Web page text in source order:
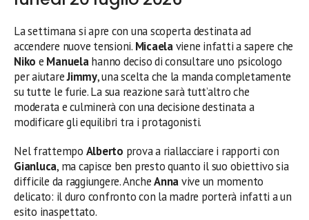
La settimana si apre con una scoperta destinata ad
accendere nuove tensioni. Micaelaviene infatti a sapere che
Niko e Manuelahanno deciso di consultare uno psicologo
per aiutareJimmy, una scelta che la manda completamente
su tutte le furie. La sua reazione sarà tutt’altro che
moderata e culminerà con una decisione destinata a
modificare gli equilibri tra i protagonisti.
Nel frattempo Alberto prova a riallacciare i rapporti con
Gianluca, ma capisce ben presto quanto il suo obiettivo sia
difficile da raggiungere. AncheAnnavive un momento
delicato: il duro confronto con la madre porterà infatti a un
esito inaspettato.